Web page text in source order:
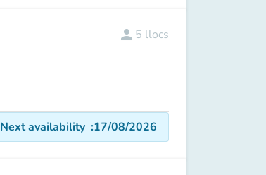
person 5 llocs
Next availability :17/08/2026